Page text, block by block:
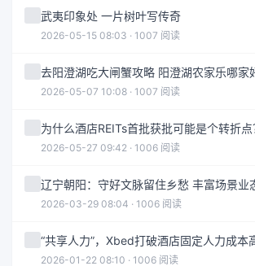
武夷印象处 一片树叶写传奇
2026-05-15 08:03 · 1007 阅读
去阳澄湖吃大闸蟹攻略 阳澄湖农家乐哪家
2026-05-07 10:08 · 1007 阅读
为什么酒店REITs首批获批可能是个转折点
2026-05-27 09:42 · 1006 阅读
辽宁朝阳：守好文脉留住乡愁 丰富场景业
2026-03-29 08:04 · 1006 阅读
“共享人力”，Xbed打破酒店固定人力成本
2026-01-22 08:10 · 1006 阅读